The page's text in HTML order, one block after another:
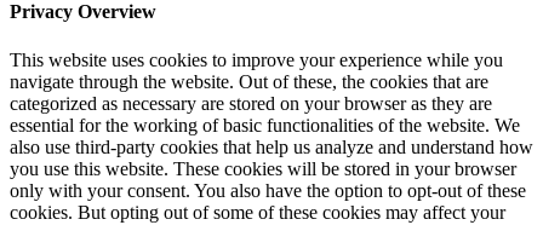
Privacy Overview
This website uses cookies to improve your experience while you
navigate through the website. Out of these, the cookies that are
categorized as necessary are stored on your browser as they are
essential for the working of basic functionalities of the website. We
also use third-party cookies that help us analyze and understand how
you use this website. These cookies will be stored in your browser
only with your consent. You also have the option to opt-out of these
cookies. But opting out of some of these cookies may affect your